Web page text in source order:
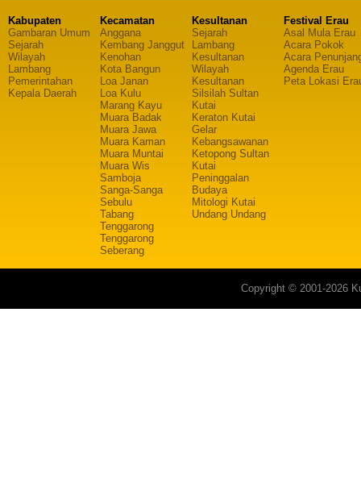
Kabupaten
Gambaran Umum
Sejarah
Wilayah
Lambang
Pemerintahan
Kepala Daerah
Kecamatan
Anggana
Kembang Janggut
Kenohan
Kota Bangun
Loa Janan
Loa Kulu
Marang Kayu
Muara Badak
Muara Jawa
Muara Kaman
Muara Muntai
Muara Wis
Samboja
Sanga-Sanga
Sebulu
Tabang
Tenggarong
Tenggarong
Seberang
Kesultanan
Sejarah
Lambang
Kesultanan
Wilayah
Kesultanan
Silsilah Sultan
Kutai
Keraton Kutai
Gelar
Kebangsawanan
Ketopong Sultan
Kutai
Peninggalan
Budaya
Mitologi Kutai
Undang Undang
Festival Erau
Asal Mula Erau
Acara Pokok
Acara
Agenda Erau
Peta Lokasi
Copyright © 2001-2026